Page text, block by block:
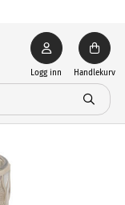
Logg inn Handlekurv